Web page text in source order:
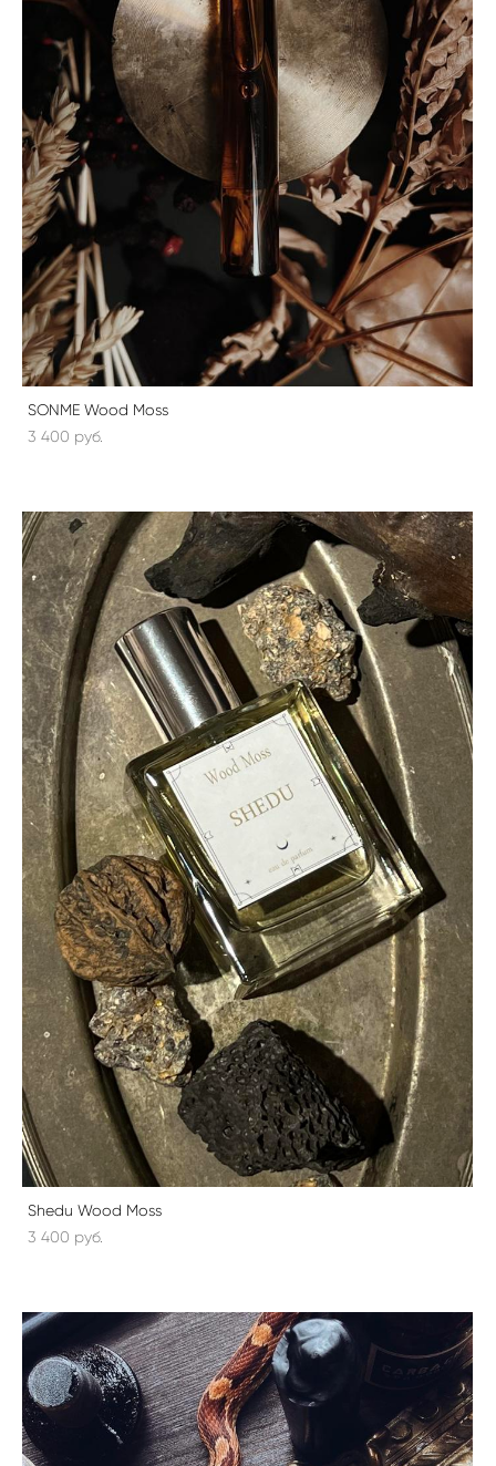
SONME Wood Moss
3 400 pуб.
Shedu Wood Moss
3 400 pуб.